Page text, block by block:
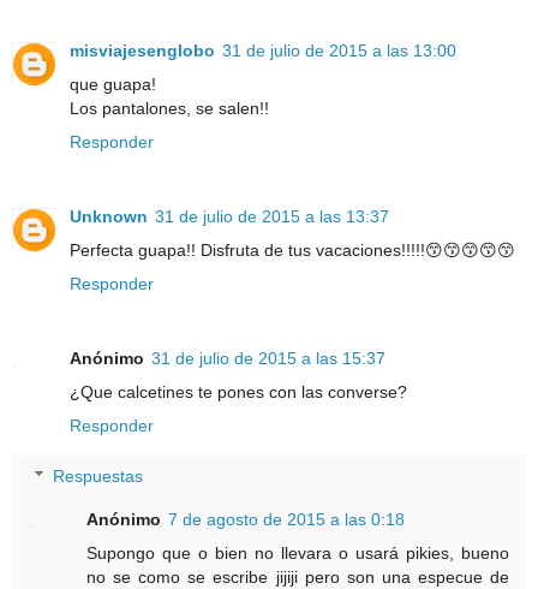
misviajesenglobo 31 de julio de 2015 a las 13:00
que guapa!
Los pantalones, se salen!!
Responder
Unknown 31 de julio de 2015 a las 13:37
Perfecta guapa!! Disfruta de tus vacaciones!!!!!😙😙😙😙😙
Responder
Anónimo 31 de julio de 2015 a las 15:37
¿Que calcetines te pones con las converse?
Responder
Respuestas
Anónimo 7 de agosto de 2015 a las 0:18
Supongo que o bien no llevara o usará pikies, bueno
no se como se escribe jijiji pero son una especue de